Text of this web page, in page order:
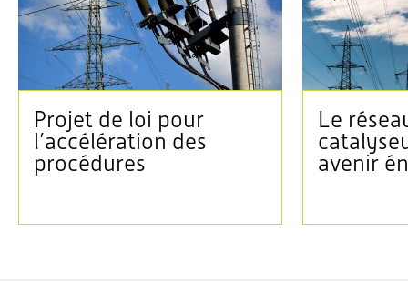
Projet de loi pour
l’accélération des
procédures
Le
avenir